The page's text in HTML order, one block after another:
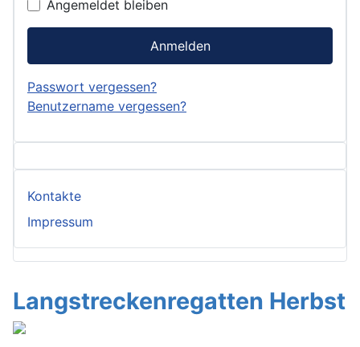
Angemeldet bleiben
Anmelden
Passwort vergessen?
Benutzername vergessen?
Kontakte
Impressum
Langstreckenregatten Herbst